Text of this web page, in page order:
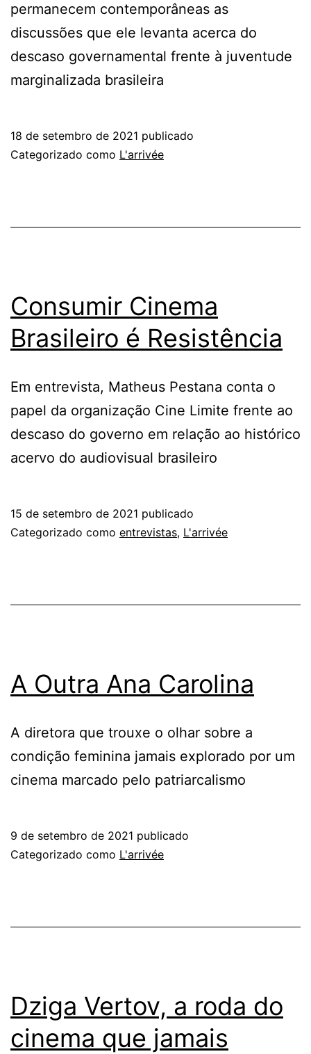
permanecem contemporâneas as
discussões que ele levanta acerca do
descaso governamental frente à juventude
marginalizada brasileira
18 de setembro de 2021 publicado
Categorizado como L'arrivée
Consumir Cinema
Brasileiro é Resistência
Em entrevista, Matheus Pestana conta o
papel da organização Cine Limite frente ao
descaso do governo em relação ao histórico
acervo do audiovisual brasileiro
15 de setembro de 2021 publicado
Categorizado como entrevistas, L'arrivée
A Outra Ana Carolina
A diretora que trouxe o olhar sobre a
condição feminina jamais explorado por um
cinema marcado pelo patriarcalismo
9 de setembro de 2021 publicado
Categorizado como L'arrivée
Dziga Vertov, a roda do
cinema que jamais